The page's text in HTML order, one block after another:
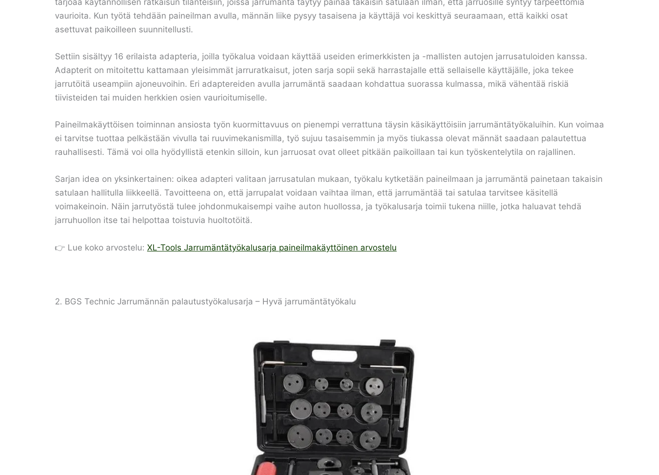
vaurioita. Kun työtä tehdään paineilman avulla, männän liike pysyy tasaisena ja käyttäjä voi keskittyä seuraamaan, että kaikki osat
asettuvat paikoilleen suunnitellusti.
Settiin sisältyy 16 erilaista adapteria, joilla työkalua voidaan käyttää useiden erimerkkisten ja -mallisten autojen jarrusatuloiden kanssa.
Adapterit on mitoitettu kattamaan yleisimmät jarruratkaisut, joten sarja sopii sekä harrastajalle että sellaiselle käyttäjälle, joka tekee
jarrutöitä useampiin ajoneuvoihin. Eri adaptereiden avulla jarrumäntä saadaan kohdattua suorassa kulmassa, mikä vähentää riskiä
tiivisteiden tai muiden herkkien osien vaurioitumiselle.
Paineilmakäyttöisen toiminnan ansiosta työn kuormittavuus on pienempi verrattuna täysin käsikäyttöisiin jarrumäntätyökaluihin. Kun voimaa
ei tarvitse tuottaa pelkästään vivulla tai ruuvimekanismilla, työ sujuu tasaisemmin ja myös tiukassa olevat männät saadaan palautettua
rauhallisesti. Tämä voi olla hyödyllistä etenkin silloin, kun jarruosat ovat olleet pitkään paikoillaan tai kun työskentelytila on rajallinen.
Sarjan idea on yksinkertainen: oikea adapteri valitaan jarrusatulan mukaan, työkalu kytketään paineilmaan ja jarrumäntä painetaan takaisin
satulaan hallitulla liikkeellä. Tavoitteena on, että jarrupalat voidaan vaihtaa ilman, että jarrumäntää tai satulaa tarvitsee käsitellä
voimakeinoin. Näin jarrutyöstä tulee johdonmukaisempi vaihe auton huollossa, ja työkalusarja toimii tukena niille, jotka haluavat tehdä
jarruhuollon itse tai helpottaa toistuvia huoltotöitä.
👉 Lue koko arvostelu: XL-Tools Jarrumäntätyökalusarja paineilmakäyttöinen arvostelu
2. BGS Technic Jarrumännän palautustyökalusarja – Hyvä jarrumäntätyökalu